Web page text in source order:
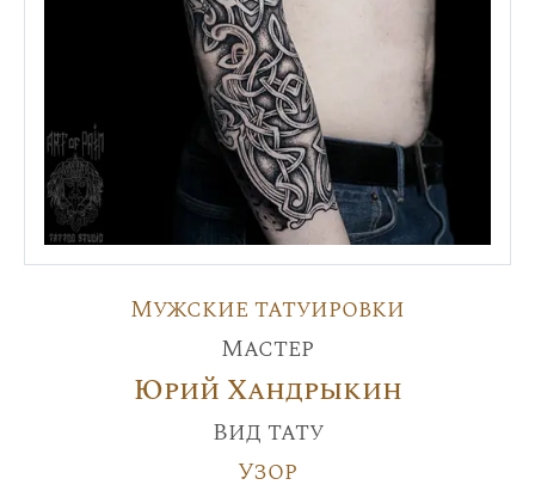
Мужские татуировки
Мастер
Юрий Хандрыкин
Вид тату
Узор